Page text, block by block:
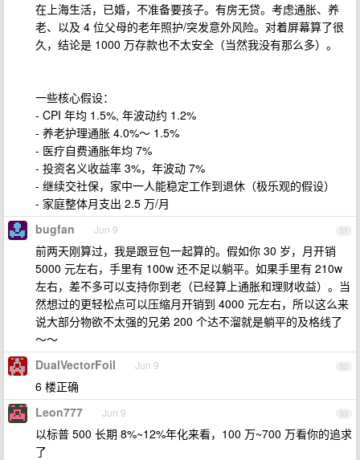
在上海生活，已婚，不准备要孩子。有房无贷。考虑通胀、养
老、以及 4 位父母的老年照护/突发意外风险。对着屏幕算了很
久，结论是 1000 万存款也不太安全（当然我没有那么多）。
一些核心假设：
- CPI 年均 1.5%, 年波动约 1.2%
- 养老护理通胀 4.0%～ 1.5%
- 医疗自费通胀年均 7%
- 投资名义收益率 3%，年波动 7%
- 继续交社保，家中一人能稳定工作到退休（极乐观的假设）
- 家庭整体月支出 2.5 万/月
51
bugfan Jun 9
前两天刚算过，我是跟豆包一起算的。假如你 30 岁，月开销
5000 元左右，手里有 100w 还不足以躺平。如果手里有 210w
左右，差不多可以支持你到老（已经算上通胀和理财收益）。当
然想过的更轻松点可以压缩月开销到 4000 元左右，所以这么来
说大部分物欲不太强的兄弟 200 个达不溜就是躺平的及格线了
～～
52
DualVectorFoil Jun 9
6 楼正确
53
Leon777 Jun 9
以标普 500 长期 8%~12%年化来看，100 万~700 万看你的追求
了